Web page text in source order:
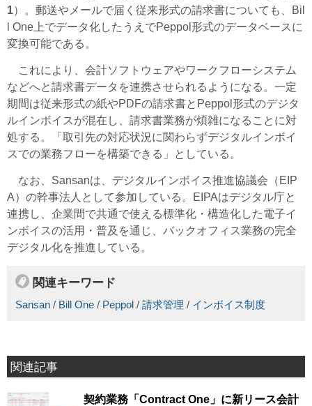
1）。郵送やメールで届く従来形式の請求書についても、Bil
l One上でデータ化したうえでPeppol形式のデータベースに
変換可能である。
これにより、会計ソフトウェアやワークフローシステム
などへと請求書データを連携させられるようになる。一定
期間は従来形式の紙やPDFの請求書とPeppol形式のデジタ
ルインボイスが混在し、請求書業務が煩雑になることに対
処する。「取引先の対応状況に関わらずデジタルインボイ
スでの業務フローを構築できる」としている。
なお、Sansanは、デジタルインボイス推進協議会（EIP
A）の幹事法人として参加している。EIPAはデジタル庁と
連携し、企業間で共通で使える標準化・構造化した電子イ
ンボイスの活用・普及を通じ、バックオフィス業務の完全
デジタル化を推進している。
関連キーワード
Sansan / Bill One / Peppol / 請求管理 / インボイス制度
関連記事
契約業務「Contract One」に新リース会計